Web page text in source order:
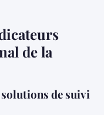
de la
de suivi